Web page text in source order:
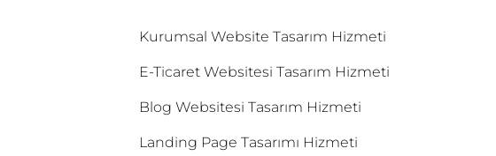
Kurumsal Website Tasarım Hizmeti
E-Ticaret Websitesi Tasarım Hizmeti
Blog Websitesi Tasarım Hizmeti
Landing Page Tasarımı Hizmeti